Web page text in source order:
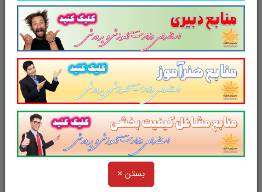
بستن ×
منابع آزمون شامل:
کتاب ضد گلوله(راه
کارهای کاملا عملی
افزایش سریع درآمد در
35 صفحه)
کتاب آموزش در جامعه
برای کمک به افراد معلول
(کتابچه آموزشی برای
خانواده های دارای فرد
معلول در 20 صفحه)